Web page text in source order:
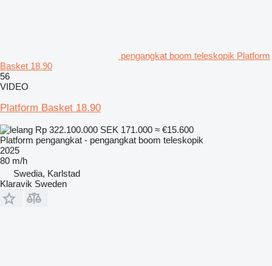
pengangkat boom teleskopik Platform
Basket 18.90
56
VIDEO
Platform Basket 18.90
Rp 322.100.000 SEK 171.000 ≈ €15.600
Platform pengangkat - pengangkat boom teleskopik
2025
80 m/h
Swedia, Karlstad
Klaravik Sweden